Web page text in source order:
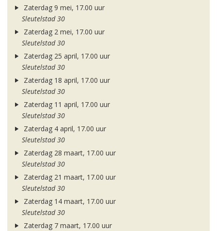
Zaterdag 9 mei, 17.00 uur
Sleutelstad 30
Zaterdag 2 mei, 17.00 uur
Sleutelstad 30
Zaterdag 25 april, 17.00 uur
Sleutelstad 30
Zaterdag 18 april, 17.00 uur
Sleutelstad 30
Zaterdag 11 april, 17.00 uur
Sleutelstad 30
Zaterdag 4 april, 17.00 uur
Sleutelstad 30
Zaterdag 28 maart, 17.00 uur
Sleutelstad 30
Zaterdag 21 maart, 17.00 uur
Sleutelstad 30
Zaterdag 14 maart, 17.00 uur
Sleutelstad 30
Zaterdag 7 maart, 17.00 uur